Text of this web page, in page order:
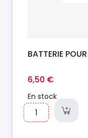
BATTERIE
6,50 €
En stock